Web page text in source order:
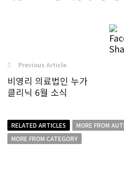
Previous Article
비영리 의료법인 누가
클리닉 6월 소식
RELATED ARTICLES
MORE FROM
MORE FROM CATEGORY